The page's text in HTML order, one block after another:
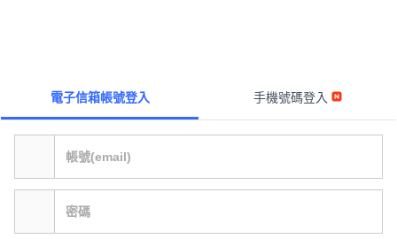
電子信箱帳號登入 手機號碼登入